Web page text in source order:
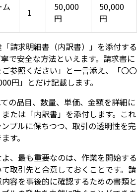
1
50,000
円
50,000
円
請求明細書（内訳書）」を添付する
で安全な方法といえます。請求書に
参照ください」と一言添え、「〇〇
円」とだけ記載します。
の品目、数量、単価、金額を詳細に
たは「内訳書」を添付します。これ
プルに保ちつつ、取引の透明性を完
す。
、最も重要なのは、作業を開始する
取引先と合意しておくことです。請
容を事後的に確認するための書類と